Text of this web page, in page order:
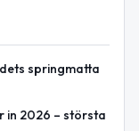
springmatta
in 2026 – största